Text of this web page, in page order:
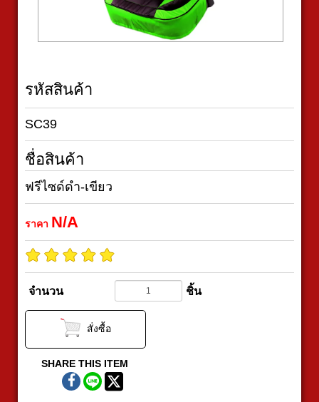
รหัสสินค้า
SC39
ชื่อสินค้า
ฟรีไซด์ดำ-เขียว
ราคา N/A
จำนวน ชิ้น
สั่งซื้อ
SHARE THIS ITEM